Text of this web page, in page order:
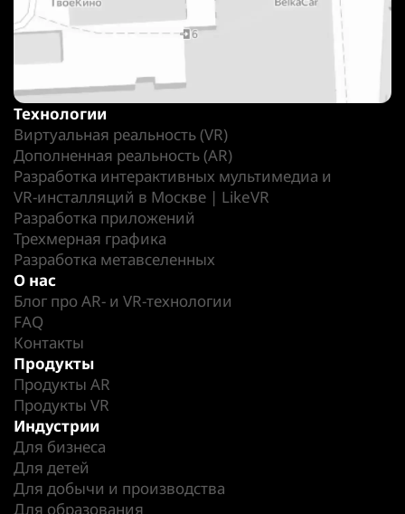
Технологии
Виртуальная реальность (VR)
Дополненная реальность (AR)
Разработка интерактивных мультимедиа и
VR-инсталляций в Москве | LikeVR
Разработка приложений
Трехмерная графика
Разработка метавселенных
О нас
Блог про AR- и VR-технологии
FAQ
Контакты
Продукты
Продукты AR
Продукты VR
Индустрии
Для бизнеса
Для детей
Для добычи и производства
Для образования